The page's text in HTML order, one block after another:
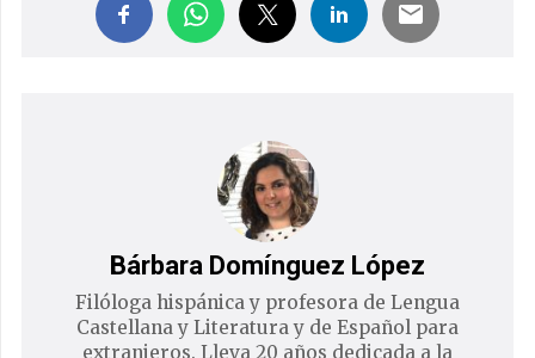
Bárbara Domínguez López
Filóloga hispánica y profesora de Lengua
Castellana y Literatura y de Español para
extranjeros. Lleva 20 años dedicada a la